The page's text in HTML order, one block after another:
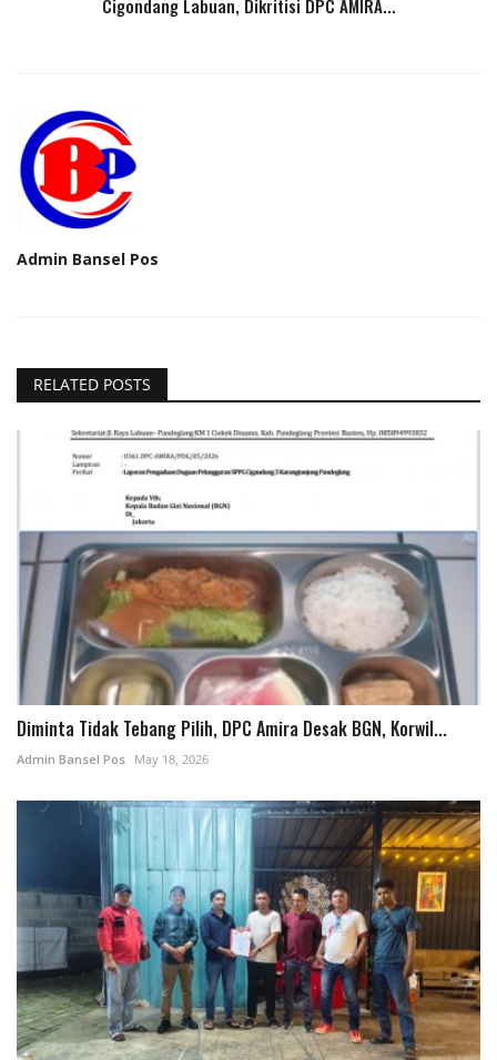
Cigondang Labuan, Dikritisi DPC AMIRA...
Admin Bansel Pos
RELATED POSTS
Diminta Tidak Tebang Pilih, DPC Amira Desak BGN, Korwil...
Admin Bansel Pos May 18, 2026